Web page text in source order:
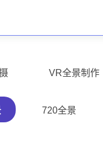
VR全景制作
720全景